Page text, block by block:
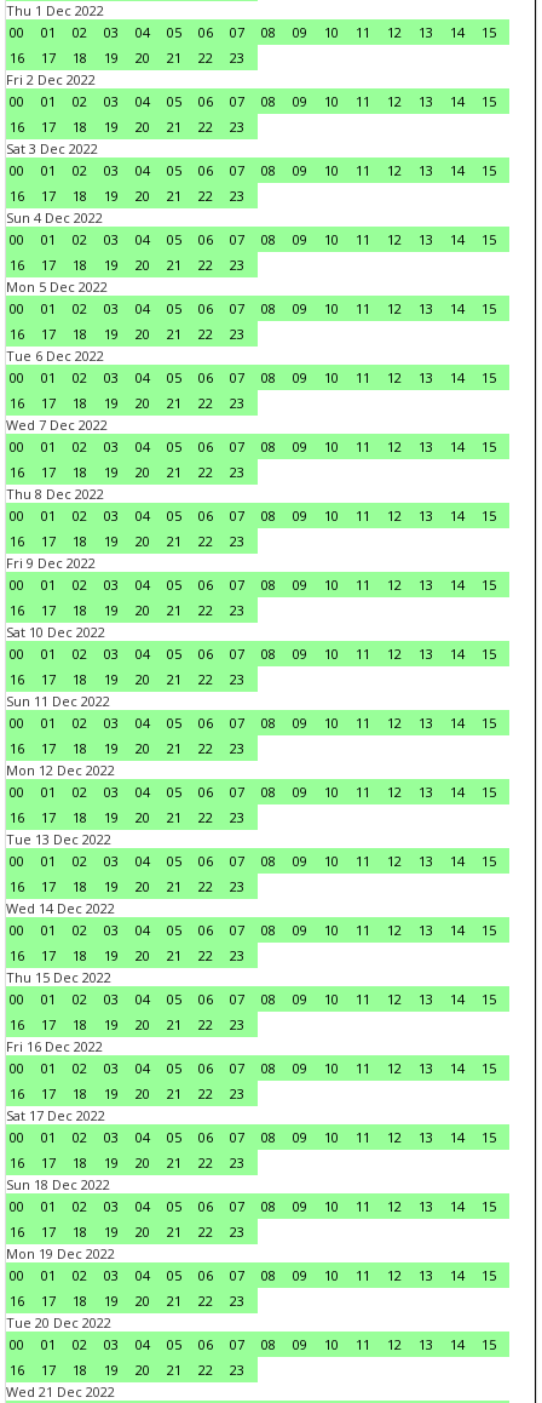
Thu 1 Dec 2022
00
01 02 03 04 05 06 07 08 09 10 11 12 13 14
15
16
17 18 19 20 21 22
23
Fri 2 Dec 2022
00
01 02 03 04 05 06 07 08 09 10 11 12 13 14
15
16
17 18 19 20 21 22
23
Sat 3 Dec 2022
00
01 02 03 04 05 06 07 08 09 10 11 12 13 14
15
16
17 18 19 20 21 22
23
Sun 4 Dec 2022
00
01 02 03 04 05 06 07 08 09 10 11 12 13 14
15
16
17 18 19 20 21 22
23
Mon 5 Dec 2022
00
01 02 03 04 05 06 07 08 09 10 11 12 13 14
15
16
17 18 19 20 21 22
23
Tue 6 Dec 2022
00
01 02 03 04 05 06 07 08 09 10 11 12 13 14
15
16
17 18 19 20 21 22
23
Wed 7 Dec 2022
00
01 02 03 04 05 06 07 08 09 10 11 12 13 14
15
16
17 18 19 20 21 22
23
Thu 8 Dec 2022
00
01 02 03 04 05 06 07 08 09 10 11 12 13 14
15
16
17 18 19 20 21 22
23
Fri 9 Dec 2022
00
01 02 03 04 05 06 07 08 09 10 11 12 13 14
15
16
17 18 19 20 21 22
23
Sat 10 Dec 2022
00
01 02 03 04 05 06 07 08 09 10 11 12 13 14
15
16
17 18 19 20 21 22
23
Sun 11 Dec 2022
00
01 02 03 04 05 06 07 08 09 10 11 12 13 14
15
16
17 18 19 20 21 22
23
Mon 12 Dec 2022
00
01 02 03 04 05 06 07 08 09 10 11 12 13 14
15
16
17 18 19 20 21 22
23
Tue 13 Dec 2022
00
01 02 03 04 05 06 07 08 09 10 11 12 13 14
15
16
17 18 19 20 21 22
23
Wed 14 Dec 2022
00
01 02 03 04 05 06 07 08 09 10 11 12 13 14
15
16
17 18 19 20 21 22
23
Thu 15 Dec 2022
00
01 02 03 04 05 06 07 08 09 10 11 12 13 14
15
16
17 18 19 20 21 22
23
Fri 16 Dec 2022
00
01 02 03 04 05 06 07 08 09 10 11 12 13 14
15
16
17 18 19 20 21 22
23
Sat 17 Dec 2022
00
01 02 03 04 05 06 07 08 09 10 11 12 13 14
15
16
17 18 19 20 21 22
23
Sun 18 Dec 2022
00
01 02 03 04 05 06 07 08 09 10 11 12 13 14
15
16
17 18 19 20 21 22
23
Mon 19 Dec 2022
00
01 02 03 04 05 06 07 08 09 10 11 12 13 14
15
16
17 18 19 20 21 22
23
Tue 20 Dec 2022
00
01 02 03 04 05 06 07 08 09 10 11 12 13 14
15
16
17 18 19 20 21 22
23
Wed 21 Dec 2022